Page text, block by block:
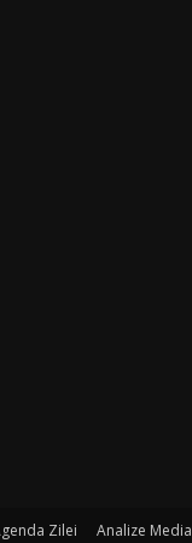
Zilei Analize Media